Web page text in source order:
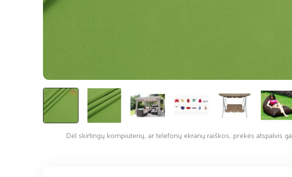
Dėl skirtingų kompiuterių, ar telefonų ekranų raiškos, prekės atspalvis